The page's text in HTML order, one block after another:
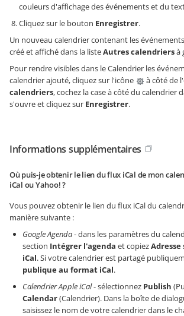
couleurs d'affichage des événements et du
Cliquez sur le bouton Enregistrer.
Un nouveau calendrier contenant les
créé et affiché dans la listeAutres calendriersà
Pour rendre visibles dans le Calendrier les
calendrier ajouté, cliquez sur l'icône
à côté de
calendriers, cochez la case à côté du calendrier
s'ouvre et cliquez sur Enregistrer.
Informations supplémentaires
Où puis-je obtenir le lien du flux iCal de mon
iCal ou Yahoo! ?
Vous pouvez obtenir le lien du flux iCal du
manière suivante :
Google Agenda- dans les paramètres du
section Intégrer l'agenda et copiez
iCal. Si votre calendrier est partagé
publique au format iCal.
Calendrier Apple iCal- sélectionnez Publish
Calendar(Calendrier). Dans la boîte de
saisissez le nom de votre calendrier dans le